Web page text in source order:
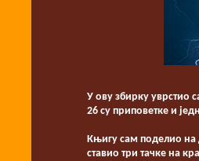
У ову збирку уврстио
26 су приповетке и
Књигу сам поделио на
ставио три тачке на